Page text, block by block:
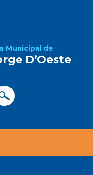
Municipal de
D’Oeste